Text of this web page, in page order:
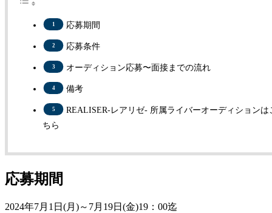
応募期間
応募条件
オーディション応募〜面接までの流れ
備考
REALISER-レアリゼ- 所属ライバーオーディションは
ちら
応募期間
2024年7月1日(月)～7月19日(金)19：00迄